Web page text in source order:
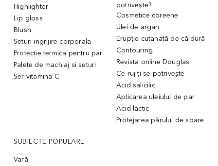
Highlighter
Lip gloss
Blush
Seturi ingrijire corporala
Protectie termica pentru par
Palete de machiaj si seturi
Ser vitamina C
potrivește?
Cosmetice coreene
Ulei de argan
Erupție cutanată de căldură
Contouring
Revista online Douglas
Ce ruj ți se potrivește
Acid salicilic
Aplicarea uleiului de par
Acid lactic
Protejarea părului de soare
SUBIECTE POPULARE
Vară